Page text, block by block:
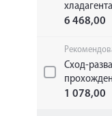
6 468,00
Сход-
1 078,00